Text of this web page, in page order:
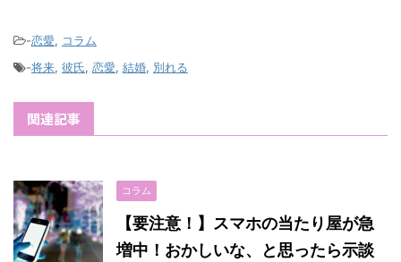
-恋愛, コラム
-将来, 彼氏, 恋愛, 結婚, 別れる
関連記事
コラム
【要注意！】スマホの当たり屋が急
増中！おかしいな、と思ったら示談